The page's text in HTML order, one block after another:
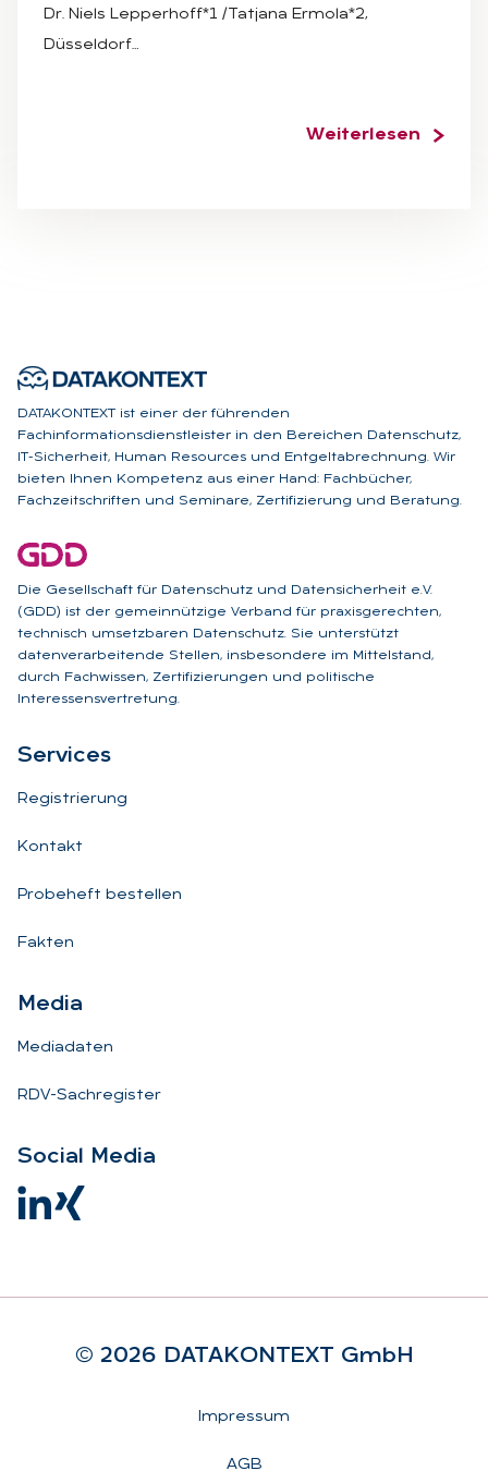
Dr. Niels Lepperhoff*1 /Tatjana Ermola*2,
Düsseldorf…
Weiterlesen
DATAKONTEXT ist einer der führenden
Fachinformationsdienstleister in den Bereichen Datenschutz,
IT-Sicherheit, Human Resources und Entgeltabrechnung. Wir
bieten Ihnen Kompetenz aus einer Hand: Fachbücher,
Fachzeitschriften und Seminare, Zertifizierung und Beratung.
Die Gesellschaft für Datenschutz und Datensicherheit e.V.
(GDD) ist der gemeinnützige Verband für praxisgerechten,
technisch umsetzbaren Datenschutz. Sie unterstützt
datenverarbeitende Stellen, insbesondere im Mittelstand,
durch Fachwissen, Zertifizierungen und politische
Interessensvertretung.
Ser­vices
Registrierung
Kontakt
Probeheft bestellen
Fakten
Me­dia
Mediadaten
RDV-Sachregister
So­ci­al Me­dia
© 2026 DA­TA­KON­TEXT GmbH
Impressum
AGB